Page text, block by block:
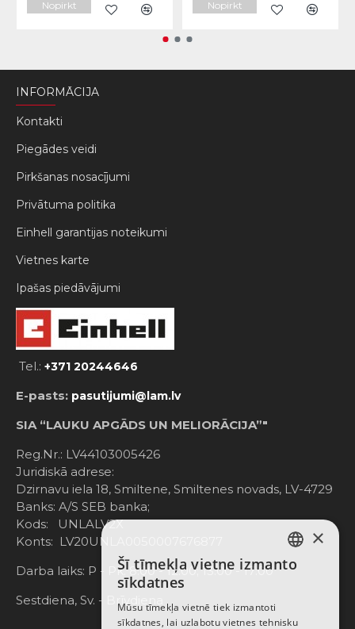
Nopirkt Nopirkt
INFORMĀCIJA
Kontakti
Piegādes veidi
Pirkšanas nosacījumi
Privātuma politika
Einhell garantijas noteikumi
Vietnes karte
Ipašas piedāvājumi
Tel.: +371 20244646
E-pasts: pasutijumi@lam.lv
SIA “LAUKU APGĀDS UN MELIORĀCIJA”"
Reg.Nr.: LV44103005426
Juridiskā adrese:
Dzirnavu iela 18, Smiltene, Smiltenes novads, LV-4729
Banks: A/S SEB banka;
Kods: UNLALV2X
Konts: LV20UNLA0050007676877
Darba laiks: P - Pk. 8:00 - 12:00; 13:00 - 17:00
Sestdiena, Sv. - Brīvdiena
LATVIAN
ENGLISH
×
Šī tīmekļa vietne izmanto
sīkdatnes
Mūsu tīmekļa vietnē tiek izmantoti
sīkdatnes, lai uzlabotu vietnes tehnisku